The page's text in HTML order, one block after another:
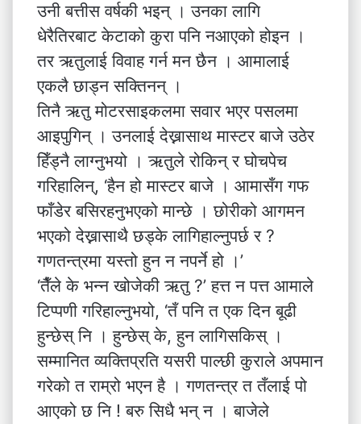
उनी बत्तीस वर्षकी भइन् । उनका लागि
धेरैतिरबाट केटाको कुरा पनि नआएको होइन ।
तर ऋतुलाई विवाह गर्न मन छैन । आमालाई
एकलै छाड्न सक्तिनन् ।
तिनै ऋतु मोटरसाइकलमा सवार भएर पसलमा
आइपुगिन् । उनलाई देख्नासाथ मास्टर बाजे उठेर
हिँड्नै लाग्नुभयो । ऋतुले रोकिन् र घोचपेच
गरिहालिन्, ‘हैन हो मास्टर बाजे । आमासँग गफ
फाँडेर बसिरहनुभएको मान्छे । छोरीको आगमन
भएको देख्नासाथै छड्के लागिहाल्नुपर्छ र ?
गणतन्त्रमा यस्तो हुन न नपर्ने हो ।’
‘तैँले के भन्न खोजेकी ऋतु ?’ हत्त न पत्त आमाले
टिप्पणी गरिहाल्नुभयो, ‘तँ पनि त एक दिन बूढी
हुन्छेस् नि । हुन्छेस् के, हुन लागिसकिस् ।
सम्मानित व्यक्तिप्रति यसरी पाल्छी कुराले अपमान
गरेको त राम्रो भएन है । गणतन्त्र त तँलाई पो
आएको छ नि ! बरु सिधै भन् न । बाजेले